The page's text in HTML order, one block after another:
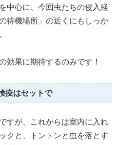
中心に、今回虫たちの侵入経
待機場所」の近くにもしっか
効果に期待するのみです！
疫はセットで
すが、これからは室内に入れ
クと、トントンと虫を落とす